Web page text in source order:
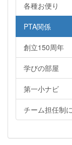
各種お便り
PTA関係
創立150周年
学びの部屋
第一小ナビ
チーム担任制